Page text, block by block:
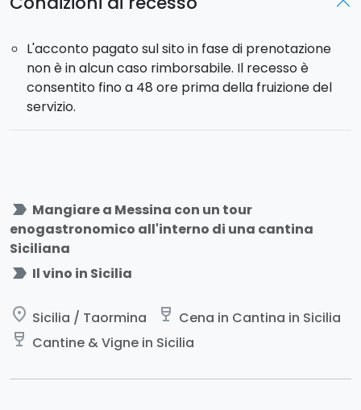
L'acconto pagato sul sito in fase di prenotazione
non è in alcun caso rimborsabile. Il recesso è
consentito fino a 48 ore prima della fruizione del
servizio.
label_important Mangiare a Messina con un tour
enogastronomico all'interno di una cantina
Siciliana
label_important Il vino in Sicilia
place Sicilia / Taormina wine_bar Cena in Cantina in Sicilia
wine_bar Cantine & Vigne in Sicilia